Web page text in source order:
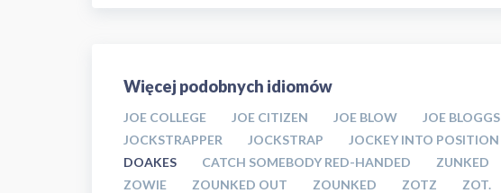
Więcej podobnych idiomów
JOE COLLEGE JOE CITIZEN JOE BLOW JOE BLOGGS
JOCKSTRAPPER
JOCKSTRAP JOCKEY INTO POSITION
DOAKES
CATCH SOMEBODY RED-HANDED ZUNKED
ZOWIE
ZOUNKED OUT ZOUNKED ZOTZ ZOT.